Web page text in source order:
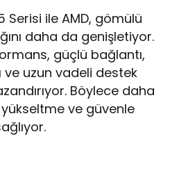
Serisi ile AMD, gömülü
daha da genişletiyor.
güçlü bağlantı,
ve uzun vadeli destek
Böylece daha
yükseltme ve güvenle